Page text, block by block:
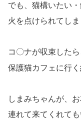
でも、猫構いたい
火を点けられてしま
コ〇ナが収束した
保護猫カフェに行く
しまみちゃんが、
連れて来てくれて